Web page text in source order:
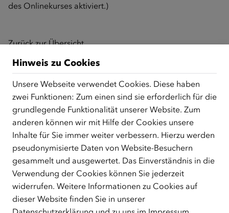
des Onlinekurses aktiviert.)
Zurück zur Übersicht
ÜBER UNS
Der Österreichische Integrationsfonds (ÖIF) ist ein Fonds der
Republik Österreich, der Flüchtlinge, subsidiär
Schutzberechtigte, Vertriebene sowie Zuwander/innen als
zentrale Anlaufstelle bei der Integration in Österreich
unterstützt.mehr
FacebookYouTubeInstagramLinkedIn
Über den ÖIF
Hinweis zu Cookies
Unsere Webseite verwendet Cookies. Diese haben
zwei Funktionen: Zum einen sind sie erforderlich für die
grundlegende Funktionalität unserer Website. Zum
anderen können wir mit Hilfe der Cookies unsere
Inhalte für Sie immer weiter verbessern. Hierzu werden
pseudonymisierte Daten von Website-Besuchern
gesammelt und ausgewertet. Das Einverständnis in die
Verwendung der Cookies können Sie jederzeit
widerrufen. Weitere Informationen zu Cookies auf
dieser Website finden Sie in unserer